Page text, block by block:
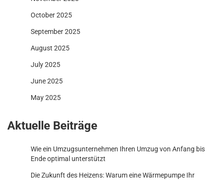
October 2025
September 2025
August 2025
July 2025
June 2025
May 2025
Aktuelle Beiträge
Wie ein Umzugsunternehmen Ihren Umzug von Anfang bis
Ende optimal unterstützt
Die Zukunft des Heizens: Warum eine Wärmepumpe Ihr